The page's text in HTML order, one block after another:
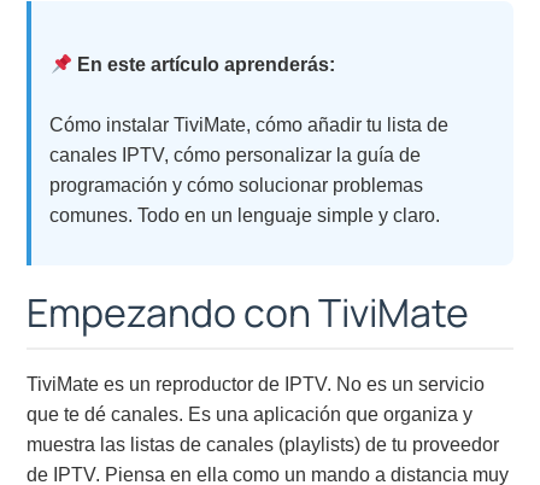
En este artículo aprenderás:
Cómo instalar TiviMate, cómo añadir tu lista de
canales IPTV, cómo personalizar la guía de
programación y cómo solucionar problemas
comunes. Todo en un lenguaje simple y claro.
Empezando con TiviMate
TiviMate es un reproductor de IPTV. No es un servicio
que te dé canales. Es una aplicación que organiza y
muestra las listas de canales (playlists) de tu proveedor
de IPTV. Piensa en ella como un mando a distancia muy